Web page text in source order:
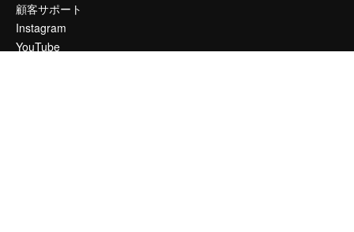
顧客サポート
Instagram
YouTube